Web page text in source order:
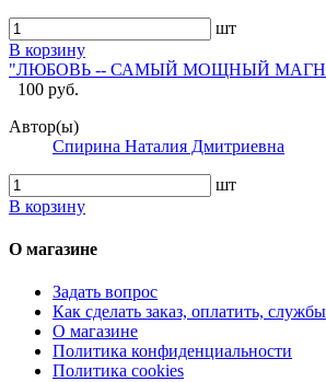
шт
В корзину
"ЛЮБОВЬ -- САМЫЙ МОЩНЫЙ
100 руб.
Автор(ы)
Спирина Наталия Дмитриевна
шт
В корзину
О магазине
Задать вопрос
Как сделать заказ, оплатить,
О магазине
Политика конфиденциальности
Политика cookies